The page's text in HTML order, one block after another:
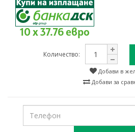
10 x 37.76 евро
Количество:
Добави в
Добави за